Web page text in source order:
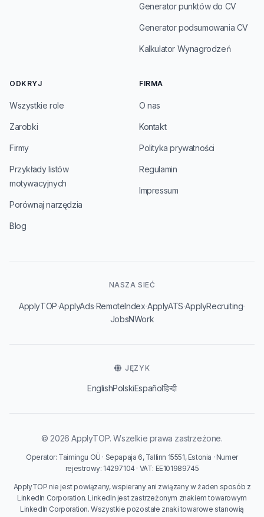
Generator punktów do CV
Generator podsumowania CV
Kalkulator Wynagrodzeń
ODKRYJ
Wszystkie role
Zarobki
Firmy
Przykłady listów
motywacyjnych
Porównaj narzędzia
Blog
FIRMA
O nas
Kontakt
Polityka prywatności
Regulamin
Impressum
NASZA SIEĆ
ApplyTOP·ApplyAds·RemoteIndex·ApplyATS·ApplyRecruiting·
JobsNWork
JĘZYK
EnglishPolskiEspañolहिन्दी
© 2026 ApplyTOP. Wszelkie prawa zastrzeżone.
Operator: Taimingu OÜ · Sepapaja 6, Tallinn 15551, Estonia · Numer
rejestrowy: 14297104 · VAT: EE101989745
ApplyTOP nie jest powiązany, wspierany ani związany w żaden sposób z
LinkedIn Corporation. LinkedIn jest zastrzeżonym znakiem towarowym
LinkedIn Corporation. Wszystkie pozostałe znaki towarowe stanowią